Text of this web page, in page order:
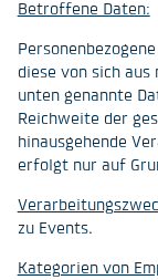
Betroffene Daten:
diese von sich
unten genannte
Reichweite der
hinausgehende
erfolgt nur auf
zu Events.
Kategorien von